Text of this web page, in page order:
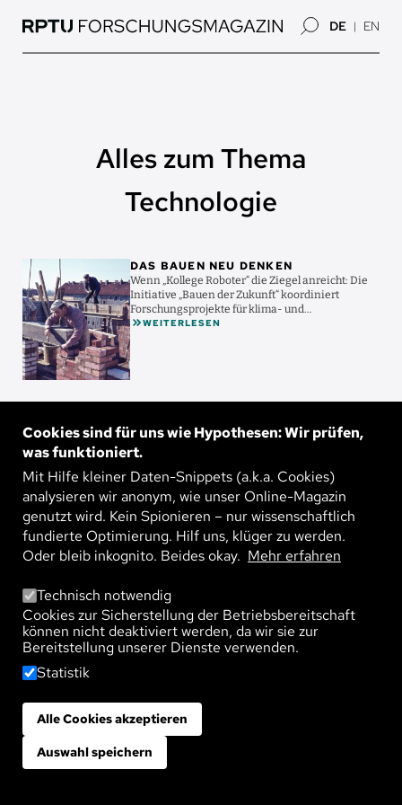
zum
DE EN
Alles zum Thema
Technologie
Bild DAS BAUEN NEU DENKEN
Wenn „Kollege Roboter“ die Ziegel anreicht: Die
Initiative „Bauen der Zukunft“ koordiniert
Forschungsprojekte für klima- und
ressourcenschonenderes ...
WEITERLESEN
Heute Parkhaus, morgen Büros, übermorgen
Wohnungen. Jürgen Graf entwickelt langlebige
Holzkonstruktionen, die sich immer wieder neu
erfinden. Seine ...
WEITERLESEN
Bild DIE MASCHINE DENKT NICHT MIT
Intelligenz (KI) im Sinne der Menschen zu
gestalten. Im Interview erklärt die
Informatikprofessorin und ...
WEITERLESEN
Bild
DER RENTENEINTRITT VON VIELEN:
HERAUSFORDERUNG FÜR KOMMUNEN
In den nächsten Jahren gehen viele Menschen
aus den geburtenstarken Jahrgängen in Rente –
Cookies sind für uns wie Hypothesen: Wir prüfen,
was funktioniert.
Mit Hilfe kleiner Daten-Snippets (a.k.a. Cookies)
analysieren wir anonym, wie unser Online-Magazin
genutzt wird. Kein Spionieren – nur wissenschaftlich
fundierte Optimierung. Hilf uns, klüger zu werden.
Oder bleib inkognito. Beides okay. Mehr erfahren
Technisch notwendig
Cookies zur Sicherstellung der Betriebsbereitschaft
können nicht deaktiviert werden, da wir sie zur
Bereitstellung unserer Dienste verwenden.
Statistik
Alle Cookies akzeptieren
Auswahl speichern
Zustimmung zurückziehen